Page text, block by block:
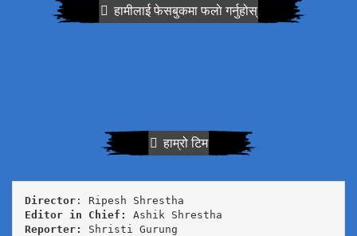
हामीलाई फेसबुकमा फलाे गर्नुहोस्
हाम्रो टिम
Director
Editor in Chief:
Reporter: